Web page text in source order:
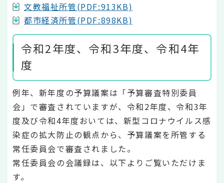
文教福祉所管(PDF:913KB)
都市経済所管(PDF:898KB)
令和2年度、令和3年度、令和4年
度
例年、新年度の予算議案は「予算審査特別委員
会」で審査されていますが、令和2年度、令和3年
度及び令和4年度おいては、新型コロナウイルス感
染症の拡大防止の観点から、予算議案を所管する
常任委員会で審査されました。
常任委員会の会議録は、以下よりご覧いただけま
す。